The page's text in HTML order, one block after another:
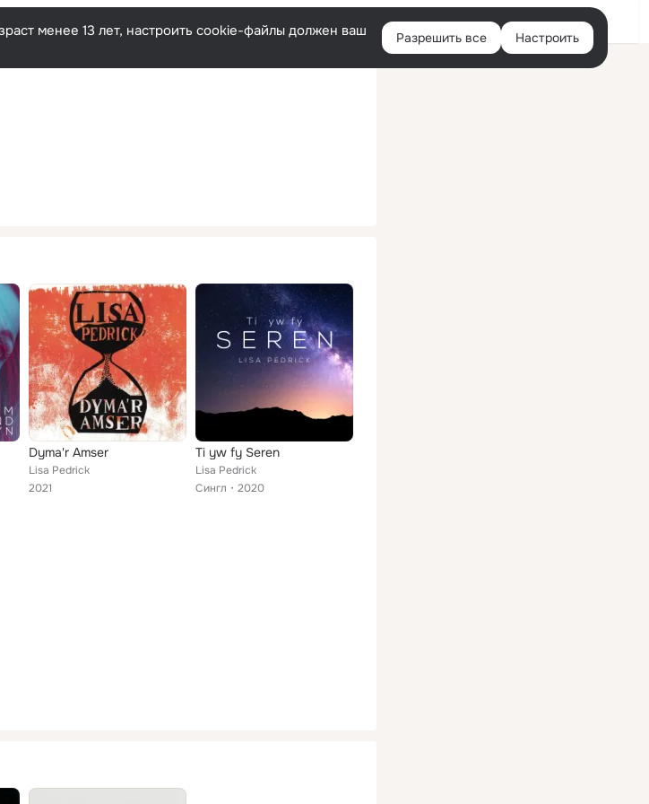
Русский Войти
менее 13 лет, настроить cookie-файлы должен ваш
Разрешить все Настроить
Dyma'r Amser
Lisa Pedrick
2021
Ti yw fy Seren
Lisa Pedrick
Сингл
2020